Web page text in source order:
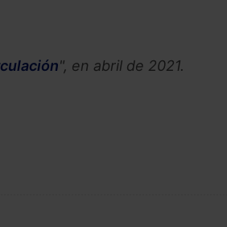
", en abril de 2021.